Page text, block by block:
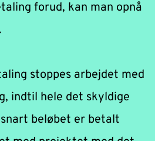
forud, kan man opnå
stoppes arbejdet med
indtil hele det skyldige
beløbet er betalt